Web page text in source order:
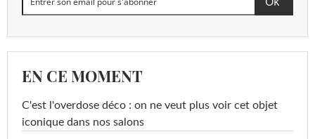
EN CE MOMENT
C'est l'overdose déco : on ne veut plus voir cet objet
iconique dans nos salons